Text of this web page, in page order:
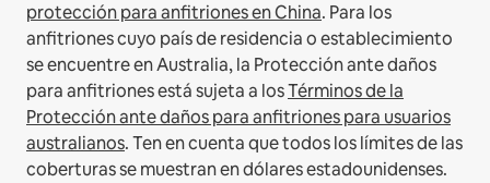
protección para anfitriones en China. Para los
anfitriones cuyo país de residencia o establecimiento
se encuentre en Australia, la Protección ante daños
para anfitriones está sujeta a losTérminos de la
Protección ante daños para anfitriones para usuarios
australianos. Ten en cuenta que todos los límites de las
coberturas se muestran en dólares estadounidenses.